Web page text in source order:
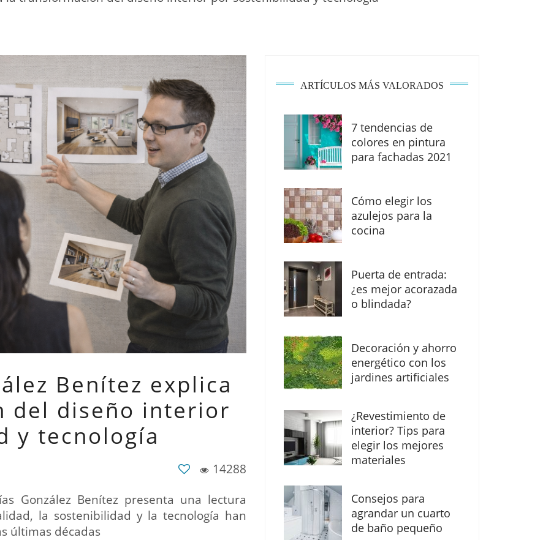
Benítez explica
del diseño interior
y tecnología
14288
González Benítez presenta una lectura
la sostenibilidad y la tecnología han
últimas décadas
ARTÍCULOS MÁS VALORADOS
7 tendencias de
colores en pintura
para fachadas 2021
Cómo elegir los
azulejos para la
cocina
Puerta de entrada:
¿es mejor acorazada
o blindada?
Decoración y ahorro
energético con los
jardines artificiales
¿Revestimiento de
interior? Tips para
elegir los mejores
materiales
Consejos para
agrandar un cuarto
de baño pequeño